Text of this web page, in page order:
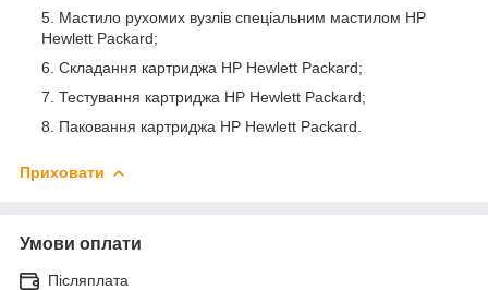
Мастило рухомих вузлів спеціальним мастилом HP
Hewlett Packard;
Складання картриджа HP Hewlett Packard;
Тестування картриджа HP Hewlett Packard;
Паковання картриджа HP Hewlett Packard.
Приховати
Умови оплати
Післяплата